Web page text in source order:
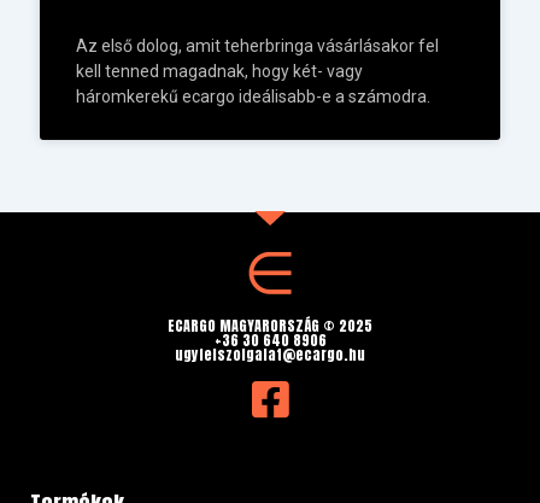
Az első dolog, amit teherbringa vásárlásakor fel
kell tenned magadnak, hogy két- vagy
háromkerekű ecargo ideálisabb-e a számodra.
ECARGO MAGYARORSZÁG © 2025
+36 30 640 8906
ugyfelszolgalat@ecargo.hu